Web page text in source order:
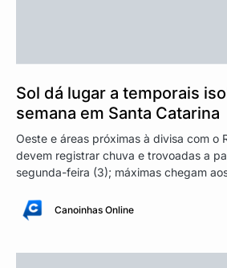
Sol dá lugar a temporais
semana em Santa Catarina
Oeste e áreas próximas à divisa com o
devem registrar chuva e trovoadas a
segunda-feira (3); máximas chegam
Canoinhas Online